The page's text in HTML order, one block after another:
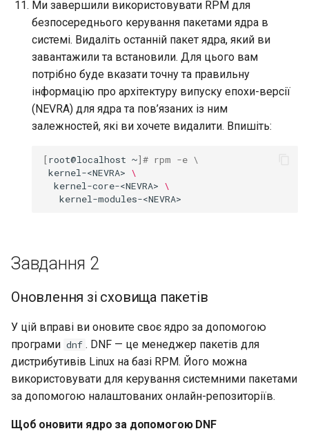
Ми завершили використовувати RPM для
безпосереднього керування пакетами ядра в
системі. Видаліть останній пакет ядра, який ви
завантажили та встановили. Для цього вам
потрібно буде вказати точну та правильну
інформацію про архітектуру випуску епохи-версії
(NEVRA) для ядра та пов’язаних із ним
залежностей, які ви хочете видалити. Впишіть:
[root@localhost ~]# rpm -e \
kernel-<NEVRA> \
kernel-core-<NEVRA> \
Завдання 2
Оновлення зі сховища пакетів
У цій вправі ви оновите своє ядро за допомогою
програми dnf . DNF — це менеджер пакетів для
дистрибутивів Linux на базі RPM. Його можна
використовувати для керування системними пакетами
за допомогою налаштованих онлайн-репозиторіїв.
Щоб оновити ядро за допомогою DNF